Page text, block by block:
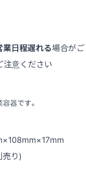
業日程遅れる場合がご
注意ください
器です。
り)